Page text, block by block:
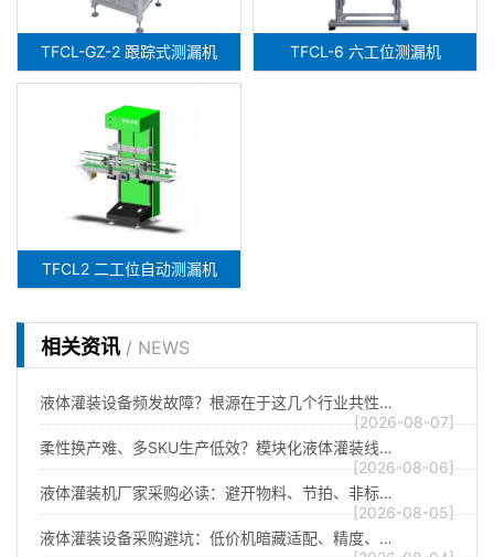
TFCL-GZ-2 跟踪式测漏机 TFCL-6 六工位测漏机
TFCL2 二工位自动测漏机
相关资讯 / NEWS
液体灌装设备频发故障？根源在于这几个行业共性…
[2026-08-07]
柔性换产难、多SKU生产低效？模块化液体灌装线…
[2026-08-06]
液体灌装机厂家采购必读：避开物料、节拍、非标…
[2026-08-05]
液体灌装设备采购避坑：低价机暗藏适配、精度、…